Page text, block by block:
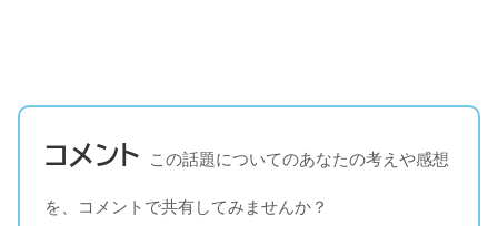
コメント この話題についてのあなたの考えや感想
を、コメントで共有してみませんか？